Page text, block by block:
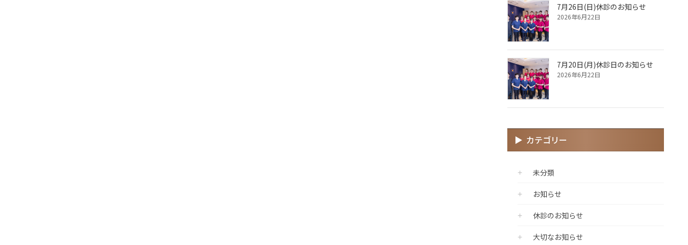
7月26日(日)休診のお知らせ
2026年6月22日
7月20日(月)休診日のお知らせ
2026年6月22日
カテゴリー
未分類
お知らせ
休診のお知らせ
大切なお知らせ